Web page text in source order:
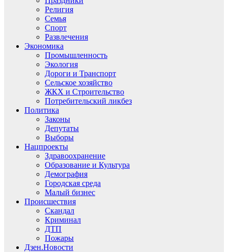
Религия
Семья
Спорт
Развлечения
Экономика
Промышленность
Экология
Дороги и Транспорт
Сельское хозяйство
ЖКХ и Строительство
Потребительский ликбез
Политика
Законы
Депутаты
Выборы
Нацпроекты
Здравоохранение
Образование и Культура
Демография
Городская среда
Малый бизнес
Происшествия
Скандал
Криминал
ДТП
Пожары
Дзен.Новости